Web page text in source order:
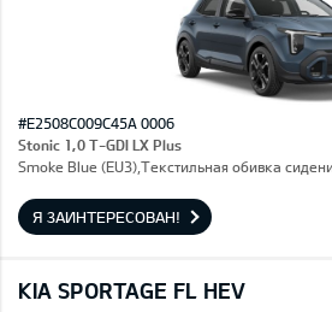
#E2508C009C45A 0006
Stonic 1,0 T-GDI LX Plus
Smoke Blue (EU3),Текстильная обивка
Я ЗАИНТЕРЕСОВАН!
KIA SPORTAGE FL HEV